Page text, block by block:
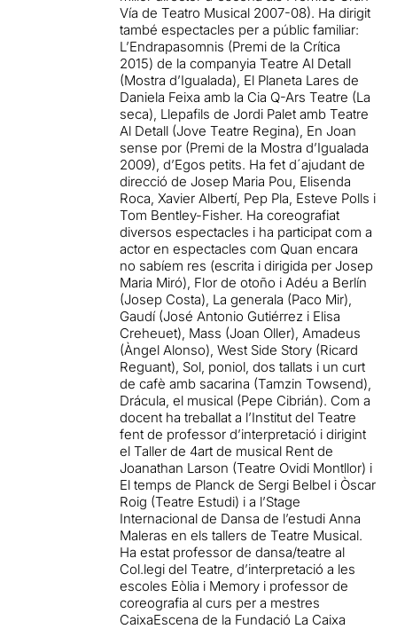
Vía de Teatro Musical 2007-08). Ha dirigit
també espectacles per a públic familiar:
L’Endrapasomnis (Premi de la Crítica
2015) de la companyia Teatre Al Detall
(Mostra d’Igualada), El Planeta Lares de
Daniela Feixa amb la Cia Q-Ars Teatre (La
seca), Llepafils de Jordi Palet amb Teatre
Al Detall (Jove Teatre Regina), En Joan
sense por (Premi de la Mostra d’Igualada
2009), d’Egos petits. Ha fet d´ajudant de
direcció de Josep Maria Pou, Elisenda
Roca, Xavier Albertí, Pep Pla, Esteve Polls i
Tom Bentley-Fisher. Ha coreografiat
diversos espectacles i ha participat com a
actor en espectacles com Quan encara
no sabíem res (escrita i dirigida per Josep
Maria Miró), Flor de otoño i Adéu a Berlín
(Josep Costa), La generala (Paco Mir),
Gaudí (José Antonio Gutiérrez i Elisa
Creheuet), Mass (Joan Oller), Amadeus
(Àngel Alonso), West Side Story (Ricard
Reguant), Sol, poniol, dos tallats i un curt
de cafè amb sacarina (Tamzin Towsend),
Drácula, el musical (Pepe Cibrián). Com a
docent ha treballat a l’Institut del Teatre
fent de professor d’interpretació i dirigint
el Taller de 4art de musical Rent de
Joanathan Larson (Teatre Ovidi Montllor) i
El temps de Planck de Sergi Belbel i Òscar
Roig (Teatre Estudi) i a l’Stage
Internacional de Dansa de l’estudi Anna
Maleras en els tallers de Teatre Musical.
Ha estat professor de dansa/teatre al
Col.legi del Teatre, d’interpretació a les
escoles Eòlia i Memory i professor de
coreografia al curs per a mestres
CaixaEscena de la Fundació La Caixa